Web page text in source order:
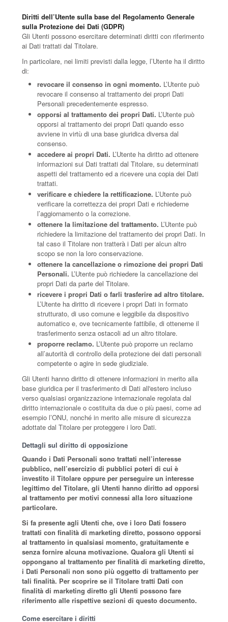
Diritti dell’Utente sulla base del Regolamento Generale
sulla Protezione dei Dati (GDPR)
Gli Utenti possono esercitare determinati diritti con riferimento
ai Dati trattati dal Titolare.
In particolare, nei limiti previsti dalla legge, l’Utente ha il diritto
di:
revocare il consenso in ogni momento. L’Utente può
revocare il consenso al trattamento dei propri Dati
Personali precedentemente espresso.
opporsi al trattamento dei propri Dati. L’Utente può
opporsi al trattamento dei propri Dati quando esso
avviene in virtù di una base giuridica diversa dal
consenso.
accedere ai propri Dati. L’Utente ha diritto ad ottenere
informazioni sui Dati trattati dal Titolare, su determinati
aspetti del trattamento ed a ricevere una copia dei Dati
trattati.
verificare e chiedere la rettificazione. L’Utente può
verificare la correttezza dei propri Dati e richiederne
l’aggiornamento o la correzione.
ottenere la limitazione del trattamento. L’Utente può
richiedere la limitazione del trattamento dei propri Dati. In
tal caso il Titolare non tratterà i Dati per alcun altro
scopo se non la loro conservazione.
ottenere la cancellazione o rimozione dei propri Dati
Personali. L’Utente può richiedere la cancellazione dei
propri Dati da parte del Titolare.
ricevere i propri Dati o farli trasferire ad altro titolare.
L’Utente ha diritto di ricevere i propri Dati in formato
strutturato, di uso comune e leggibile da dispositivo
automatico e, ove tecnicamente fattibile, di ottenerne il
trasferimento senza ostacoli ad un altro titolare.
proporre reclamo. L’Utente può proporre un reclamo
all’autorità di controllo della protezione dei dati personali
competente o agire in sede giudiziale.
Gli Utenti hanno diritto di ottenere informazioni in merito alla
base giuridica per il trasferimento di Dati all'estero incluso
verso qualsiasi organizzazione internazionale regolata dal
diritto internazionale o costituita da due o più paesi, come ad
esempio l’ONU, nonché in merito alle misure di sicurezza
adottate dal Titolare per proteggere i loro Dati.
Dettagli sul diritto di opposizione
Quando i Dati Personali sono trattati nell’interesse
pubblico, nell’esercizio di pubblici poteri di cui è
investito il Titolare oppure per perseguire un interesse
legittimo del Titolare, gli Utenti hanno diritto ad opporsi
al trattamento per motivi connessi alla loro situazione
particolare.
Si fa presente agli Utenti che, ove i loro Dati fossero
trattati con finalità di marketing diretto, possono opporsi
al trattamento in qualsiasi momento, gratuitamente e
senza fornire alcuna motivazione. Qualora gli Utenti si
oppongano al trattamento per finalità di marketing diretto,
i Dati Personali non sono più oggetto di trattamento per
tali finalità. Per scoprire se il Titolare tratti Dati con
finalità di marketing diretto gli Utenti possono fare
riferimento alle rispettive sezioni di questo documento.
Come esercitare i diritti